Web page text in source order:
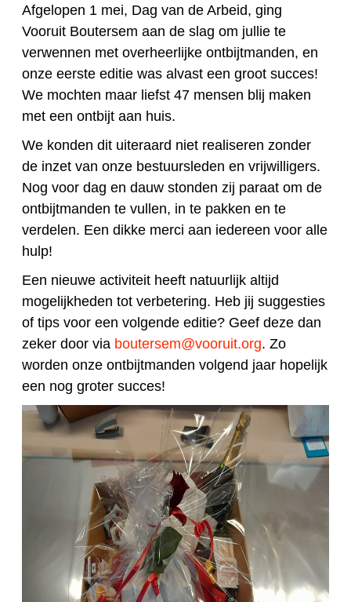
Afgelopen 1 mei, Dag van de Arbeid, ging
Vooruit Boutersem aan de slag om jullie te
verwennen met overheerlijke ontbijtmanden, en
onze eerste editie was alvast een groot succes!
We mochten maar liefst 47 mensen blij maken
met een ontbijt aan huis.
We konden dit uiteraard niet realiseren zonder
de inzet van onze bestuursleden en vrijwilligers.
Nog voor dag en dauw stonden zij paraat om de
ontbijtmanden te vullen, in te pakken en te
verdelen. Een dikke merci aan iedereen voor alle
hulp!
Een nieuwe activiteit heeft natuurlijk altijd
mogelijkheden tot verbetering. Heb jij suggesties
of tips voor een volgende editie? Geef deze dan
zeker door via boutersem@vooruit.org. Zo
worden onze ontbijtmanden volgend jaar hopelijk
een nog groter succes!